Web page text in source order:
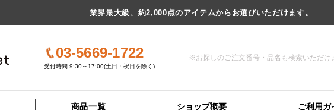
業界最大級、約2,000点のアイテムからお選びいただけます。
03-5669-1722
受付時間 9:30～17:00(土日・祝日を除く)
商品一覧 ショップ概要 ご利用ガ